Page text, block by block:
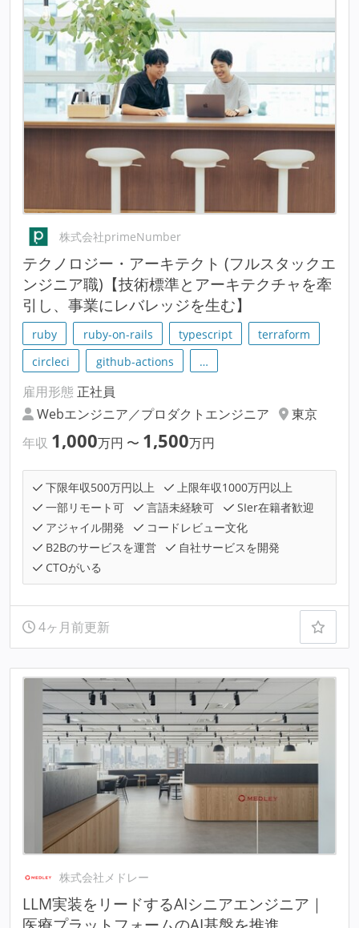
株式会社primeNumber
テクノロジー・アーキテクト (フルスタックエ
ンジニア職)【技術標準とアーキテクチャを牽
引し、事業にレバレッジを生む】
ruby ruby-on-rails typescript
terraform
circleci
github-actions …
雇用形態 正社員
Webエンジニア／プロダクトエンジニア
東京
年収 1,000万円 〜 1,500万円
下限年収500万円以上
上限年収1000万円以上
一部リモート可
言語未経験可
SIer在籍者歓迎
アジャイル開発
コードレビュー文化
B2Bのサービスを運営
自社サービスを開発
CTOがいる
4ヶ月前更新
株式会社メドレー
LLM実装をリードするAIシニアエンジニア｜